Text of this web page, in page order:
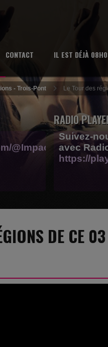
CONTACT IL EST DÉJÀ
- Trois-Pont Le Tour des
@Impactfm-
RADIO
Suivez-
avec
https://
DE CE